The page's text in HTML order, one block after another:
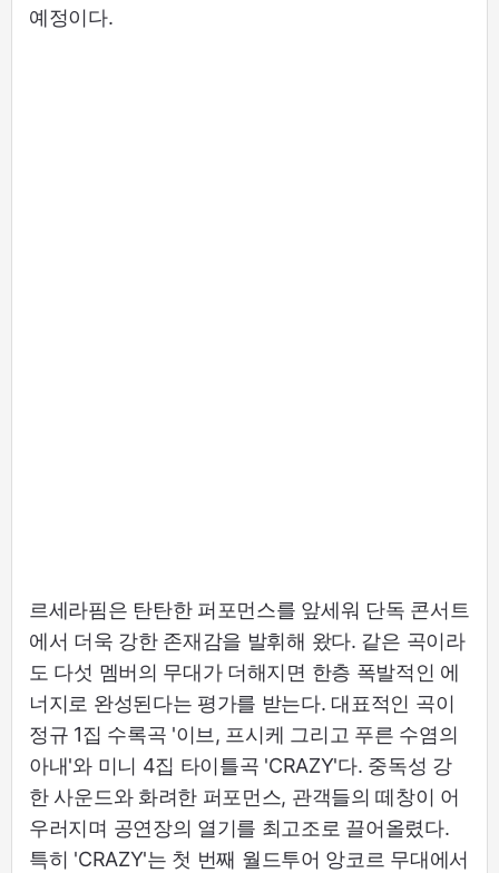
예정이다.
르세라핌은 탄탄한 퍼포먼스를 앞세워 단독 콘서트
에서 더욱 강한 존재감을 발휘해 왔다. 같은 곡이라
도 다섯 멤버의 무대가 더해지면 한층 폭발적인 에
너지로 완성된다는 평가를 받는다. 대표적인 곡이
정규 1집 수록곡 '이브, 프시케 그리고 푸른 수염의
아내'와 미니 4집 타이틀곡 'CRAZY'다. 중독성 강
한 사운드와 화려한 퍼포먼스, 관객들의 떼창이 어
우러지며 공연장의 열기를 최고조로 끌어올렸다.
특히 'CRAZY'는 첫 번째 월드투어 앙코르 무대에서